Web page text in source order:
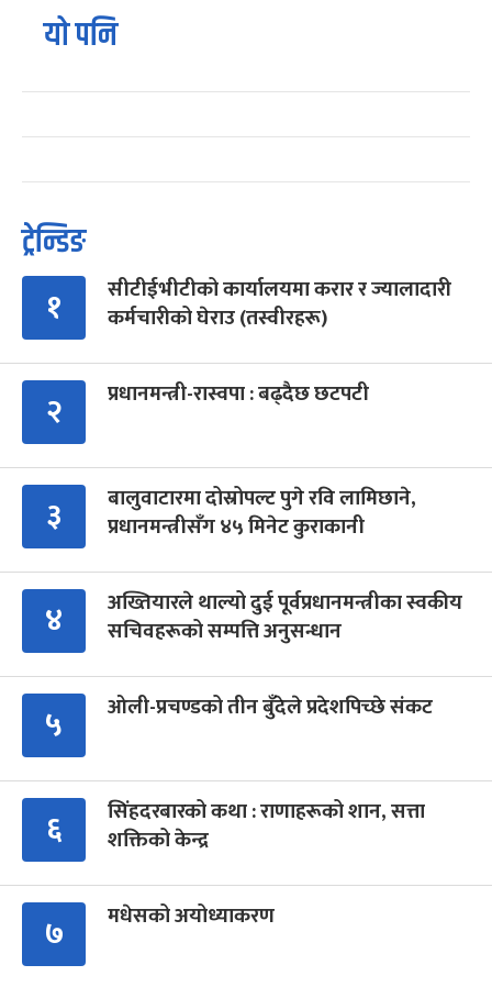
यो पनि
ट्रेन्डिङ
१
सीटीईभीटीको कार्यालयमा करार र ज्यालादारी
कर्मचारीको घेराउ (तस्वीरहरू)
२ प्रधानमन्त्री-रास्वपा : बढ्दैछ छटपटी
३
बालुवाटारमा दोस्रोपल्ट पुगे रवि लामिछाने,
प्रधानमन्त्रीसँग ४५ मिनेट कुराकानी
४
अख्तियारले थाल्यो दुई पूर्वप्रधानमन्त्रीका स्वकीय
सचिवहरूको सम्पत्ति अनुसन्धान
५ ओली-प्रचण्डको तीन बुँदेले प्रदेशपिच्छे संकट
६
सिंहदरबारको कथा : राणाहरूको शान, सत्ता
शक्तिको केन्द्र
७ मधेसको अयोध्याकरण